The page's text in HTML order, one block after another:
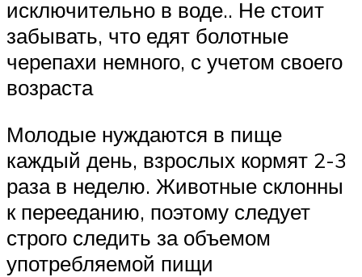
исключительно в воде.. Не стоит
забывать, что едят болотные
черепахи немного, с учетом своего
возраста
Молодые нуждаются в пище
каждый день, взрослых кормят 2-3
раза в неделю. Животные склонны
к перееданию, поэтому следует
строго следить за объемом
употребляемой пищи